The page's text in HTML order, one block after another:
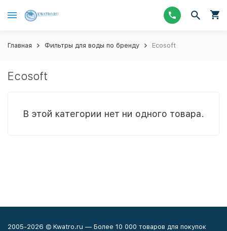
Главная Фильтры для воды по бренду Ecosoft
Ecosoft
В этой категории нет ни одного товара.
2005-2026 © Kwatro.ru — Более 10 000 товаров для покупок